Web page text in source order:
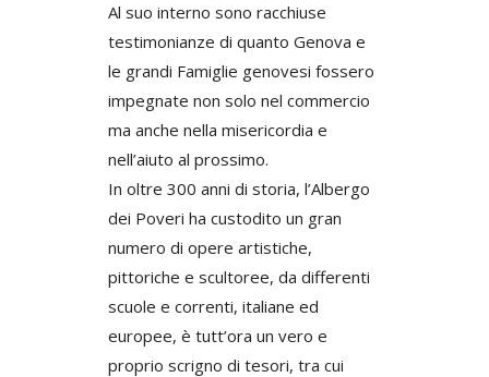
Al suo interno sono racchiuse
testimonianze di quanto Genova e
le grandi Famiglie genovesi fossero
impegnate non solo nel commercio
ma anche nella misericordia e
nell’aiuto al prossimo.
In oltre 300 anni di storia, l’Albergo
dei Poveri ha custodito un gran
numero di opere artistiche,
pittoriche e scultoree, da differenti
scuole e correnti, italiane ed
europee, è tutt’ora un vero e
proprio scrigno di tesori, tra cui